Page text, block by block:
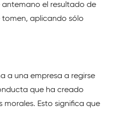
el resultado de
aplicando sólo
a una empresa a regirse
que ha creado
Esto significa que